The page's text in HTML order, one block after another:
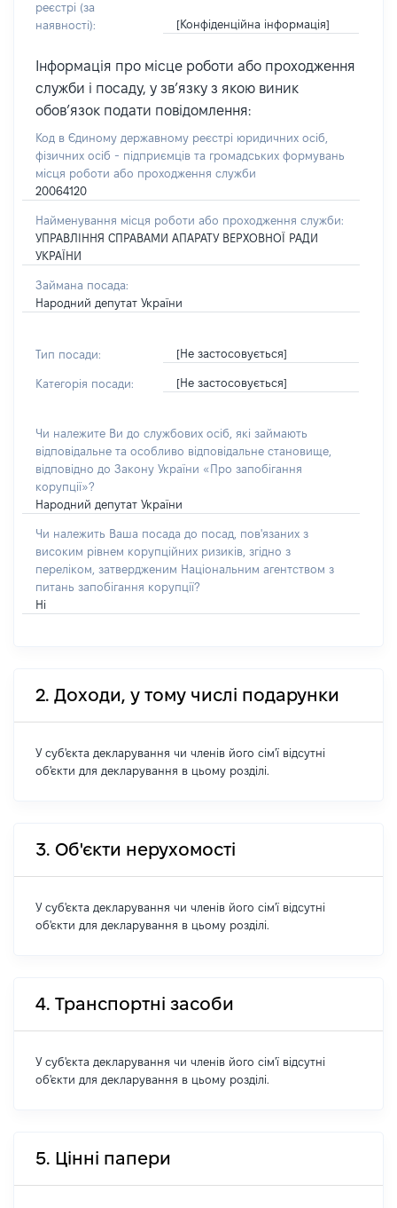
реєстрі (за
наявності):
[Конфіденційна інформація]
Інформація про місце роботи або проходження
служби і посаду, у зв’язку з якою виник
обов’язок подати повідомлення:
Код в Єдиному державному реєстрі юридичних осіб,
фізичних осіб - підприємців та громадських формувань
місця роботи або проходження служби
20064120
Найменування місця роботи або проходження служби:
УПРАВЛІННЯ СПРАВАМИ АПАРАТУ ВЕРХОВНОЇ РАДИ
УКРАЇНИ
Займана посада:
Народний депутат України
Тип посади: [Не застосовується]
Категорія посади: [Не застосовується]
Чи належите Ви до службових осіб, які займають
відповідальне та особливо відповідальне становище,
відповідно до Закону України «Про запобігання
корупції»?
Народний депутат України
Чи належить Ваша посада до посад, пов'язаних з
високим рівнем корупційних ризиків, згідно з
переліком, затвердженим Національним агентством з
питань запобігання корупції?
Ні
2. Доходи, у тому числі подарунки
У суб'єкта декларування чи членів його сім'ї відсутні
об'єкти для декларування в цьому розділі.
3. Об'єкти нерухомості
У суб'єкта декларування чи членів його сім'ї відсутні
об'єкти для декларування в цьому розділі.
4. Транспортні засоби
У суб'єкта декларування чи членів його сім'ї відсутні
об'єкти для декларування в цьому розділі.
5. Цінні папери